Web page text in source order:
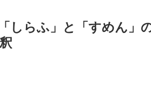
しらふ」と「すめん」